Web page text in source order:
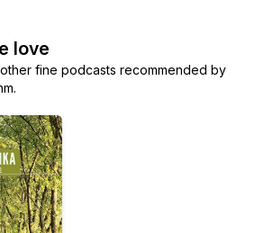
love
fine podcasts recommended by